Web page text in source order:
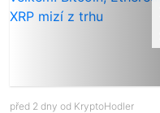
před 2 dny od KryptoHodler